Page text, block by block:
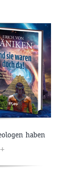
haben